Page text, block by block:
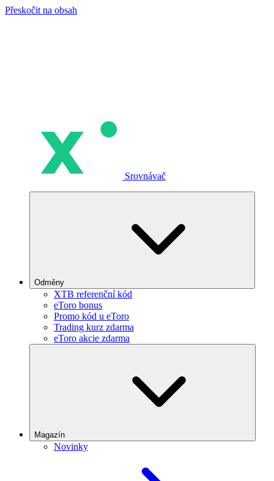
Přeskočit na obsah
Srovnávač
Odměny
XTB referenční kód
eToro bonus
Promo kód u eToro
Trading kurz zdarma
eToro akcie zdarma
Magazín
Novinky